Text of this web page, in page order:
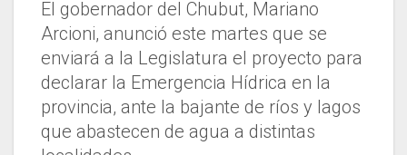
El gobernador del Chubut, Mariano
Arcioni, anunció este martes que se
enviará a la Legislatura el proyecto para
declarar la Emergencia Hídrica en la
provincia, ante la bajante de ríos y lagos
que abastecen de agua a distintas